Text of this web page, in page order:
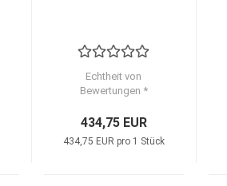
Echtheit von
Bewertungen *
434,75 EUR
434,75 EUR pro 1 Stück